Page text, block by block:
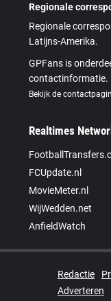
Regionale
Regionale
Latijns-Amerika.
GPFans is
contactinformatie.
Bekijk de
Realtimes
FCUpdate.nl
MovieMeter.nl
WijWedden.net
AnfieldWatch
Redactie
Adverteren